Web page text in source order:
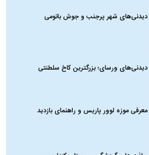
دیدنی‌های شهر پرجنب و جوش باتومی
دیدنی‌های ورسای؛ بزرگترین کاخ سلطنتی
معرفی موزه لوور پاریس و راهنمای بازدید